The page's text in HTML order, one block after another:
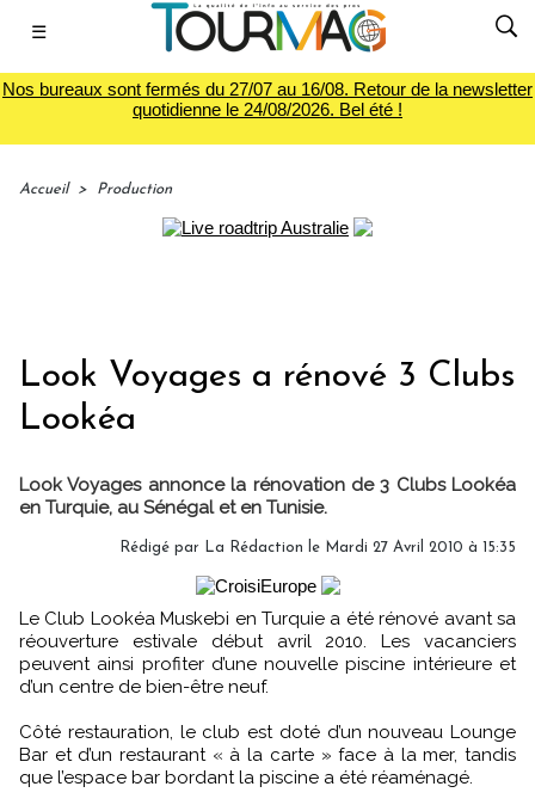
☰
Nos bureaux sont fermés du 27/07 au 16/08. Retour de la newsletter
quotidienne le 24/08/2026. Bel été !
Accueil > Production
Look Voyages a rénové 3 Clubs
Lookéa
Look Voyages annonce la rénovation de 3 Clubs Lookéa
en Turquie, au Sénégal et en Tunisie.
Rédigé par La Rédaction le Mardi 27 Avril 2010 à 15:35
Le Club Lookéa Muskebi en Turquie a été rénové avant sa
réouverture estivale début avril 2010. Les vacanciers
peuvent ainsi profiter d’une nouvelle piscine intérieure et
d’un centre de bien-être neuf.
Côté restauration, le club est doté d’un nouveau Lounge
Bar et d’un restaurant « à la carte » face à la mer, tandis
que l’espace bar bordant la piscine a été réaménagé.